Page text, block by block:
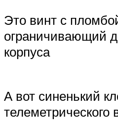
Это винт с
ограничивающий
корпуса
А вот синенький
телеметрического